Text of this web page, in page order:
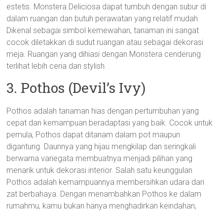
estetis. Monstera Deliciosa dapat tumbuh dengan subur di
dalam ruangan dan butuh perawatan yang relatif mudah.
Dikenal sebagai simbol kemewahan, tanaman ini sangat
cocok diletakkan di sudut ruangan atau sebagai dekorasi
meja. Ruangan yang dihiasi dengan Monstera cenderung
terlihat lebih ceria dan stylish.
3. Pothos (Devil’s Ivy)
Pothos adalah tanaman hias dengan pertumbuhan yang
cepat dan kemampuan beradaptasi yang baik. Cocok untuk
pemula, Pothos dapat ditanam dalam pot maupun
digantung. Daunnya yang hijau mengkilap dan seringkali
berwarna variegata membuatnya menjadi pilihan yang
menarik untuk dekorasi interior. Salah satu keunggulan
Pothos adalah kemampuannya membersihkan udara dari
zat berbahaya. Dengan menambahkan Pothos ke dalam
rumahmu, kamu bukan hanya menghadirkan keindahan,